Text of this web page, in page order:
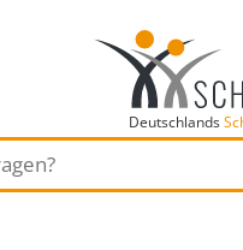
Deutschlands